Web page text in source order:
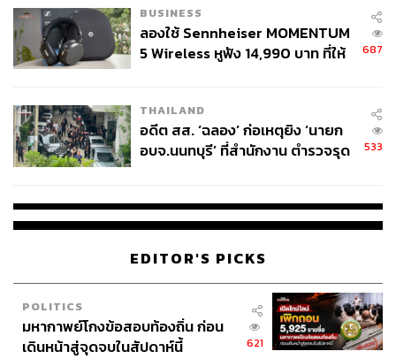
BUSINESS
ลองใช้ Sennheiser MOMENTUM
5 Wireless หูฟัง 14,990 บาท ที่ให้
687
THAILAND
อดีต สส. ‘ฉลอง’ ก่อเหตุยิง ‘นายก
อบจ.นนทบุรี’ ที่สำนักงาน ตำรวจรุด
533
EDITOR'S PICKS
POLITICS
มหากาพย์โกงข้อสอบท้องถิ่น ก่อน
เดินหน้าสู่จุดจบในสัปดาห์นี้
621